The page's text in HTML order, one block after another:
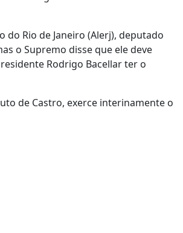
do Rio de Janeiro (Alerj), deputado
o Supremo disse que ele deve
Rodrigo Bacellar ter o
de Castro, exerce interinamente o